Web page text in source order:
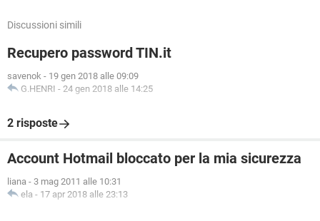
Discussioni simili
Recupero password TIN.it
savenok - 19 gen 2018 alle 09:09
G.HENRI - 24 gen 2018 alle 14:25
2 risposte
Account Hotmail bloccato per la mia sicurezza
liana - 3 mag 2011 alle 10:31
ela - 17 apr 2018 alle 23:13